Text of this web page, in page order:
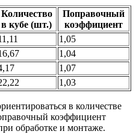
Количество
в кубе (шт.)
Поправочный
коэффициент
1,05
1,04
1,07
1,03
в количестве
коэффициент
обработке и монтаже.